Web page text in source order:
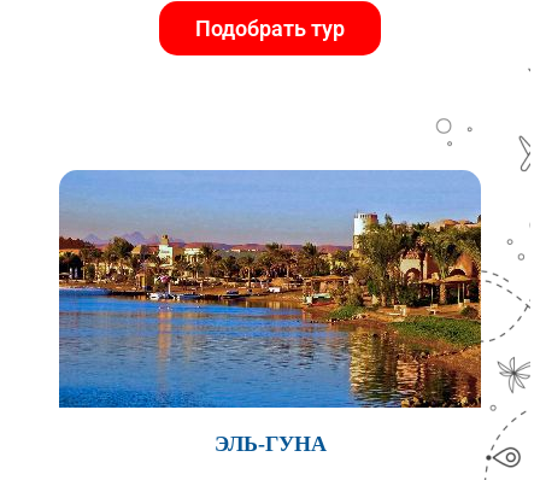
Подобрать тур
ЭЛЬ-ГУНА